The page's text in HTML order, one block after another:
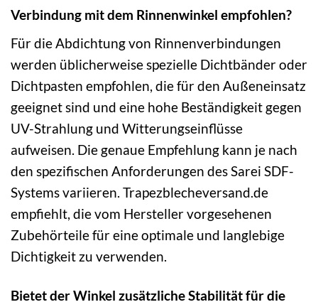
Verbindung mit dem Rinnenwinkel empfohlen?
Für die Abdichtung von Rinnenverbindungen
werden üblicherweise spezielle Dichtbänder oder
Dichtpasten empfohlen, die für den Außeneinsatz
geeignet sind und eine hohe Beständigkeit gegen
UV-Strahlung und Witterungseinflüsse
aufweisen. Die genaue Empfehlung kann je nach
den spezifischen Anforderungen des Sarei SDF-
Systems variieren. Trapezblecheversand.de
empfiehlt, die vom Hersteller vorgesehenen
Zubehörteile für eine optimale und langlebige
Dichtigkeit zu verwenden.
Bietet der Winkel zusätzliche Stabilität für die